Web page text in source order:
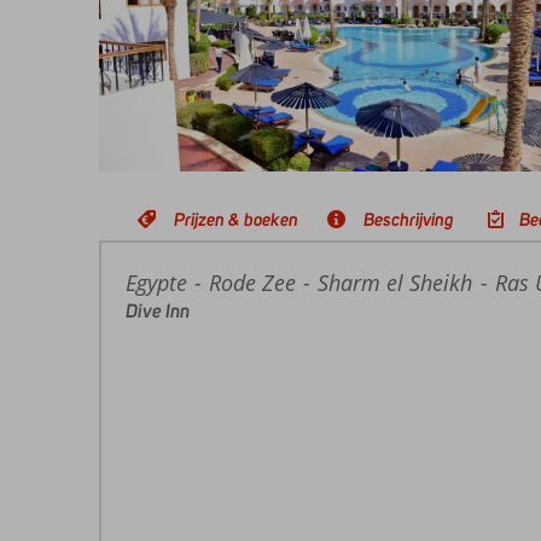
Prijzen & boeken Beschrijving
Home
Egypte Rode Zee Sharm el Sheikh Ras
Dive Inn